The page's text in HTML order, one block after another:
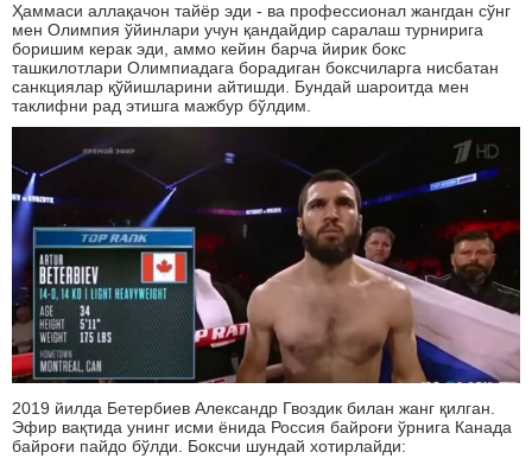
Ҳаммаси аллақачон тайёр эди - ва профессионал жангдан сўнг
мен Олимпия ўйинлари учун қандайдир саралаш турнирига
боришим керак эди, аммо кейин барча йирик бокс
ташкилотлари Олимпиадага борадиган боксчиларга нисбатан
санкциялар қўйишларини айтишди. Бундай шароитда мен
таклифни рад этишга мажбур бўлдим.
2019 йилда Бетербиев Александр Гвоздик билан жанг қилган.
Эфир вақтида унинг исми ёнида Россия байроғи ўрнига Канада
байроғи пайдо бўлди. Боксчи шундай хотирлайди: